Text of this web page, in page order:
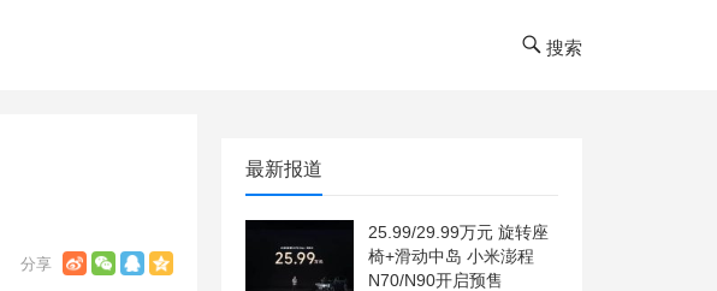
搜索
最新报道
25.99/29.99万元 旋转座
椅+滑动中岛 小米澎程
N70/N90开启预售